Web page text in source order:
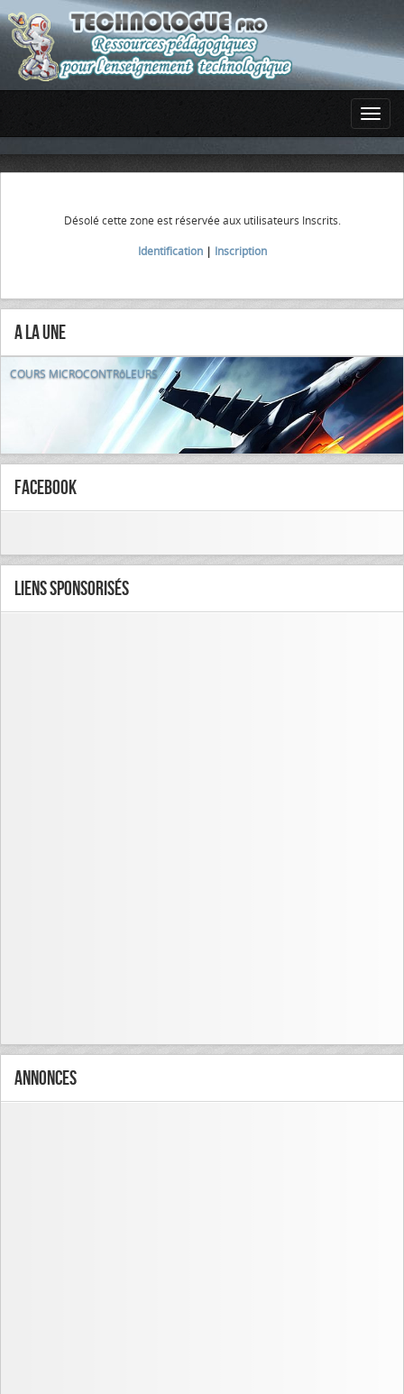
Désolé cette zone est réservée aux utilisateurs Inscrits.
Identification| Inscription
A la Une
COURS MICROCONTRôLEURS
FaceBook
Liens Sponsorisés
Annonces